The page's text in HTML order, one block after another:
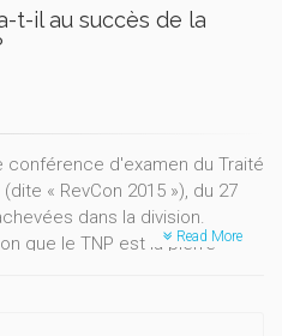
t-il au succès de la
conférence d'examen du Traité
« RevCon 2015 »), du 27
dans la division.
que le TNP est la pierre
Read More